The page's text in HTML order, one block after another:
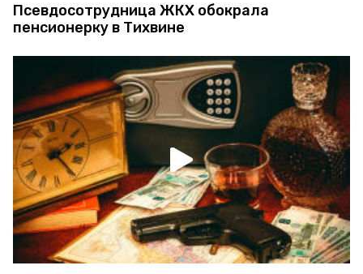
Псевдосотрудница ЖКХ обокрала
пенсионерку в Тихвине